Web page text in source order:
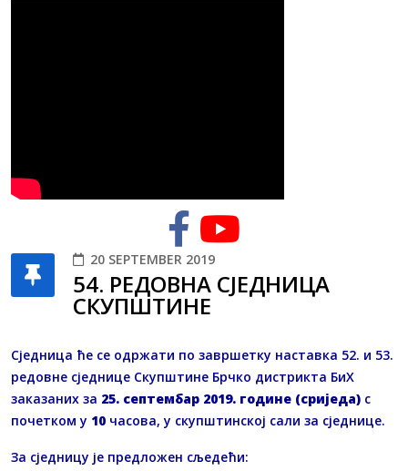
20 SEPTEMBER 2019
54. РЕДОВНA СЈЕДНИЦA
СКУПШТИНЕ
Сједница ће се одржати по завршетку наставка 52. и 53.
редовне сједнице Скупштине Брчко дистрикта БиХ
заказаних за 25. септембар 2019. године (сриједа) с
почетком у 10 часова, у скупштинској сали за сједнице.
За сједницу је предложен сљедећи: